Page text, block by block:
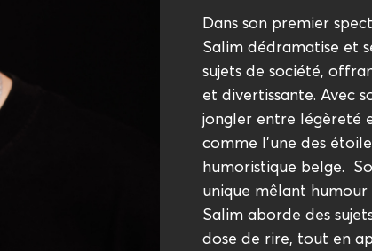
Dans son premier
Salim dédramatise et
sujets de société,
et divertissante. Avec
jongler entre légèreté
comme l'une des
humoristique belge.
unique mêlant humour
Salim aborde des
dose de rire, tout en